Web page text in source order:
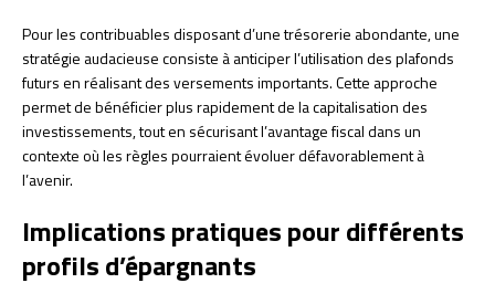
Pour les contribuables disposant d’une trésorerie abondante, une
stratégie audacieuse consiste à anticiper l’utilisation des plafonds
futurs en réalisant des versements importants. Cette approche
permet de bénéficier plus rapidement de la capitalisation des
investissements, tout en sécurisant l’avantage fiscal dans un
contexte où les règles pourraient évoluer défavorablement à
l’avenir.
Implications pratiques pour différents
profils d’épargnants